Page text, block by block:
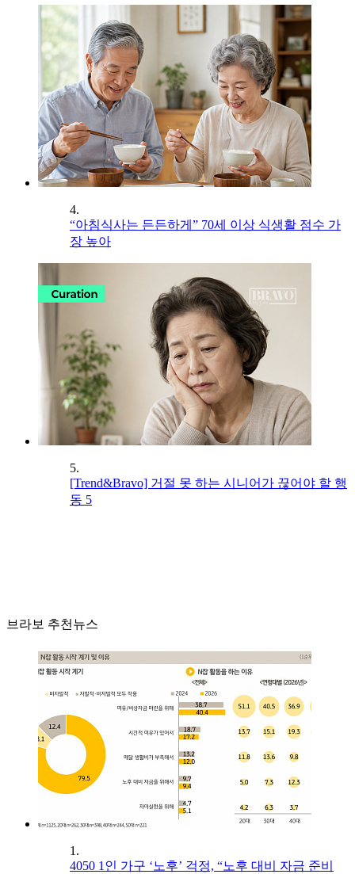
4.
“아침식사는 든든하게” 70세 이상 식생활 점수 가
장 높아
5.
[Trend&Bravo] 거절 못 하는 시니어가 끊어야 할 행
동 5
브라보 추천뉴스
1.
4050 1인 가구 ‘노후’ 걱정, “노후 대비 자금 준비